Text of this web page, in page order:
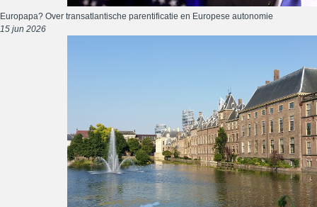
Europapa? Over transatlantische parentificatie en Europese autonomie
15 jun 2026